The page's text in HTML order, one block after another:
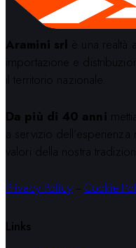
Aramini srl è una realtà
importazione e
il territorio nazionale.
Da più di 40 anni
a servizio dell’esperienza
valori della nostra
Privacy Policy Cookie
Links